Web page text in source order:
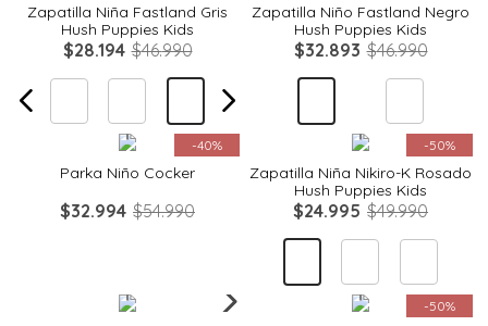
Zapatilla Niña Fastland Gris
Hush Puppies Kids
$28.194 $46.990
Zapatilla Niño Fastland Negro
Hush Puppies Kids
$32.893 $46.990
-40%
Quickview
Parka Niño Cocker
$32.994 $54.990
-50%
Quickview
Zapatilla Niña Nikiro-K Rosado
Hush Puppies Kids
$24.995 $49.990
Quickview
-50%
Quickview